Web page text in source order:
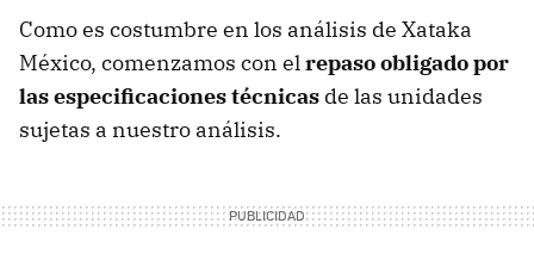
Como es costumbre en los análisis de Xataka
México, comenzamos con elrepaso obligado por
las especificaciones técnicas de las unidades
sujetas a nuestro análisis.